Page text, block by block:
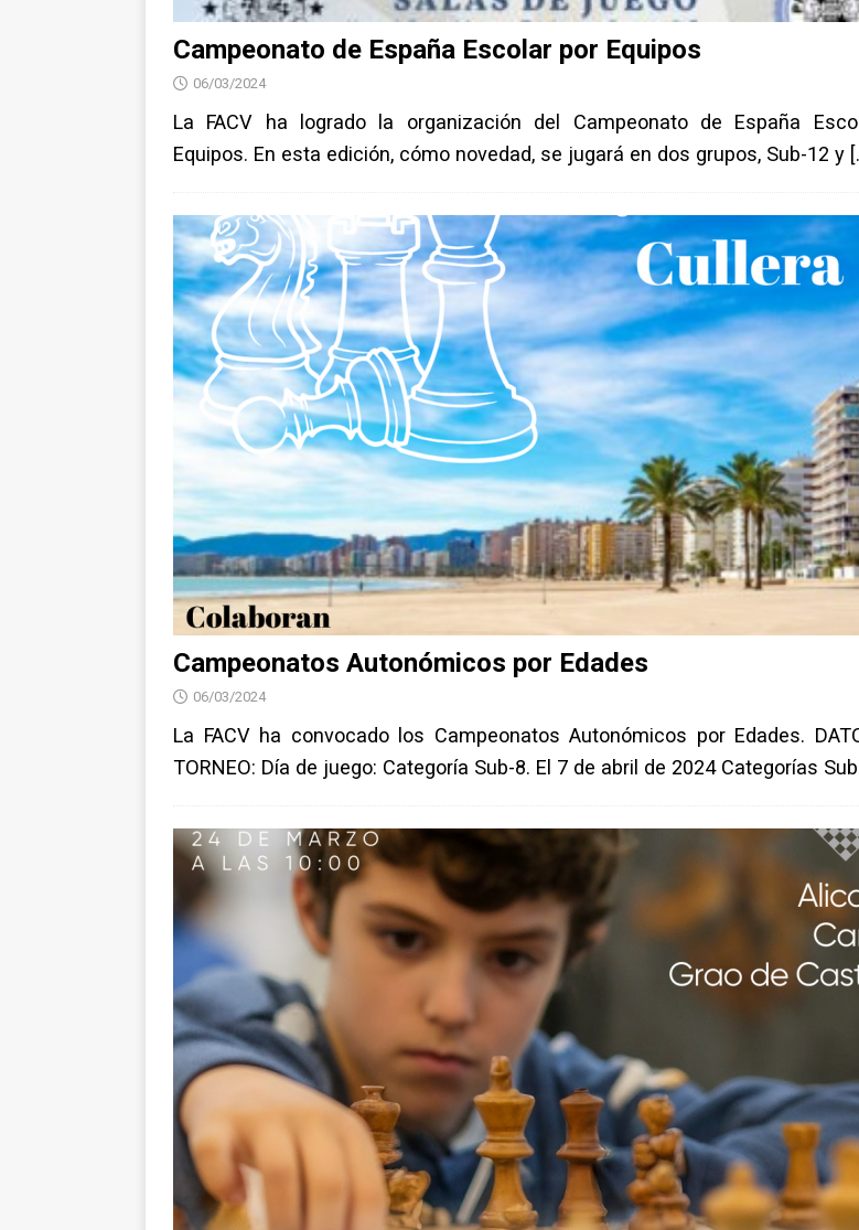
Campeonato de España Escolar por Equipos
06/03/2024
La FACV ha logrado la organización del Campeonato de España
Equipos. En esta edición, cómo novedad, se jugará en dos grupos, Sub-12 y
Campeonatos Autonómicos por Edades
06/03/2024
La FACV ha convocado los Campeonatos Autonómicos por Edades.
TORNEO: Día de juego: Categoría Sub-8. El 7 de abril de 2024 Categorías